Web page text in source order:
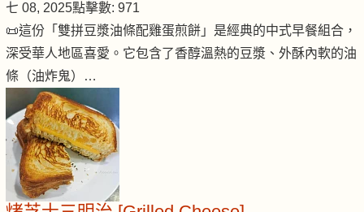
七 08, 2025點擊數: 971
📜這份「雙拼豆漿油條配雞蛋煎餅」是經典的中式早餐組合，
深受華人地區喜愛。它包含了香醇溫熱的豆漿、外酥內軟的油
條（油炸鬼）…